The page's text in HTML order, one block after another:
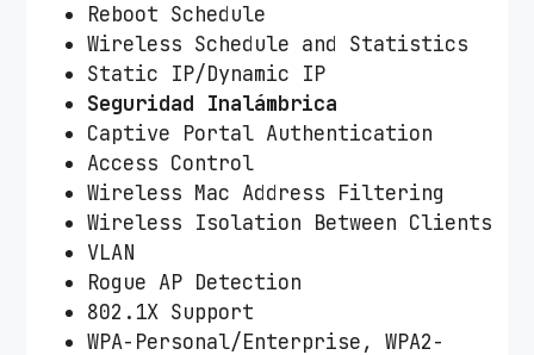
Reboot Schedule
Wireless Schedule and Statistics
Static IP/Dynamic IP
Seguridad Inalámbrica
Captive Portal Authentication
Access Control
Wireless Mac Address Filtering
Wireless Isolation Between Clients
VLAN
Rogue AP Detection
802.1X Support
WPA-Personal/Enterprise, WPA2-